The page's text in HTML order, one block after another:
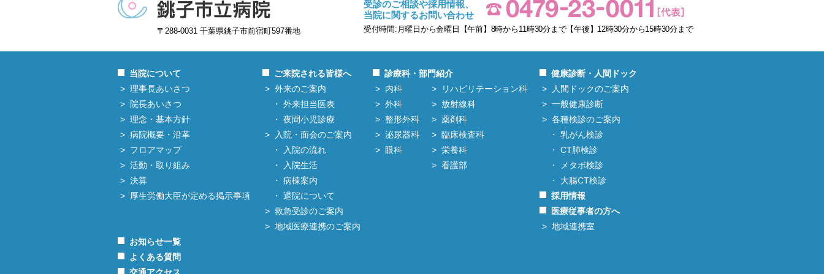
〒288-0031 千葉県銚子市前宿町597番地
受診のご相談や採用情報、
当院に関するお問い合わせ
受付時間:月曜日から金曜日【午前】8時から11時30分まで【午後】12時30分から15時30分まで
当院について
理事長あいさつ
院長あいさつ
理念・基本方針
病院概要・沿革
フロアマップ
活動・取り組み
決算
厚生労働大臣が定める掲示事項
ご来院される皆様へ
外来のご案内
外来担当医表
夜間小児診療
入院・面会のご案内
入院の流れ
入院生活
病棟案内
退院について
救急受診のご案内
地域医療連携のご案内
診療科・部門紹介
内科
外科
整形外科
泌尿器科
眼科
リハビリテーション科
放射線科
薬剤科
臨床検査科
栄養科
看護部
健康診断・人間ドック
人間ドックのご案内
一般健康診断
各種検診のご案内
乳がん検診
CT肺検診
メタボ検診
大腸CT検診
採用情報
医療従事者の方へ
地域連携室
お知らせ一覧
よくある質問